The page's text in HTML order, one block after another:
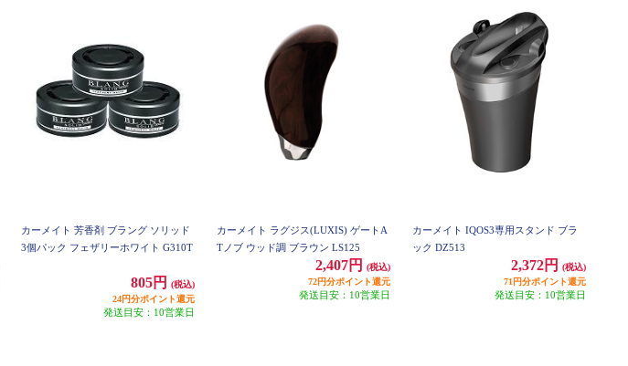
カーメイト 芳香剤 ブラング ソリッド
3個パック フェザリーホワイト G310T
805円
(税込)
24円分ポイント還元
発送目安：10営業日
カーメイト ラグジス(LUXIS) ゲートA
Tノブ ウッド調 ブラウン LS125
2,407円
(税込)
72円分ポイント還元
発送目安：10営業日
カーメイト IQOS3専用スタンド ブラ
ック DZ513
2,372円
(税込)
71円分ポイント還元
発送目安：10営業日